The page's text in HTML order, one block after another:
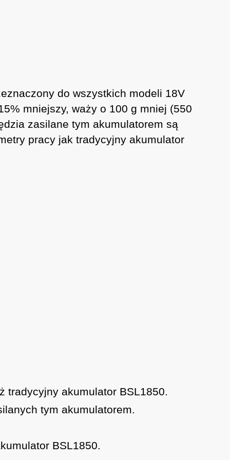
do wszystkich modeli 18V
mniejszy, waży o 100 g mniej (550
zasilane tym akumulatorem są
pracy jak tradycyjny akumulator
tradycyjny akumulator BSL1850.
tym akumulatorem.
BSL1850.